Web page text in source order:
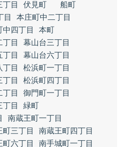
丁目 伏見町
船町
目
本庄町中二丁目
中四丁目
本町
丁目
幕山台三丁目
丁目
幕山台六丁目
丁目
松浜町一丁目
丁目
松浜町四丁目
丁目
御門町一丁目
丁目
緑町
南蔵王町一丁目
町三丁目
南蔵王町四丁目
町六丁目
南手城町一丁目